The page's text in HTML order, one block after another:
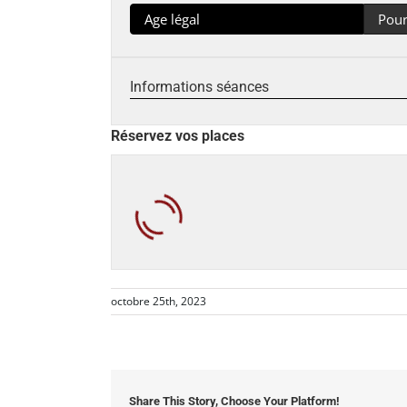
Age légal
Informations séances
Réservez vos places
octobre 25th, 2023
Share This Story, Choose Your Platform!